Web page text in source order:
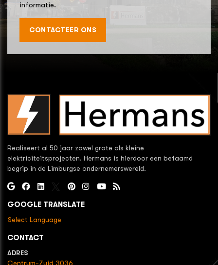
informatie.
CONTACTEER ONS
Realiseert al 50 jaar zowel grote als kleine
elektriciteitsprojecten. Hermans is hierdoor een befaamd
begrip in de Limburgse ondernemerswereld.
GOOGLE TRANSLATE
Select Language
CONTACT
ADRES